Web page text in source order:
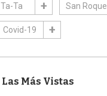
Ta-Ta San Roque
Covid-19
Las Más Vistas